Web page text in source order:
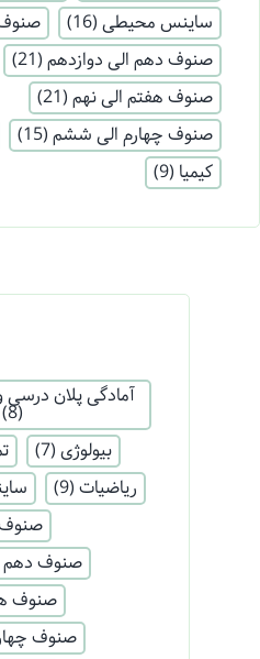
ساینس محیطی (16)
صنوف دهم الی دوازدهم (21)
صنوف هفتم الی نهم (21)
صنوف چهارم الی ششم (15)
کیمیا (9)
آمادگی پلان
(8)
بیولوژی (7)
ریاضیات (9)
صنوف دهم
صنوف
صنوف